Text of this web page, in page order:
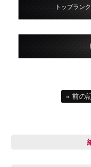
トップラン
« 前の